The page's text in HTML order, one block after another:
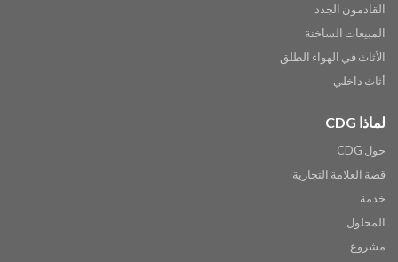
القادمون الجدد
المبيعات الساخنة
الأثاث في الهواء الطلق
أثاث داخلي
لماذا CDG
حول CDG
قصة العلامة التجارية
خدمة
المحلول
مشروع